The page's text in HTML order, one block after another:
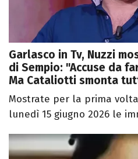
Garlasco in Tv, Nuzzi
di Sempio: "Accuse da
Ma Cataliotti smonta
Mostrate per la prima
lunedì 15 giugno 2026 le